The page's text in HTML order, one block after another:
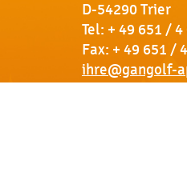
D-54290 Trier
Tel: + 49 651 / 4
Fax: + 49 651 /
ihre@gangolf-